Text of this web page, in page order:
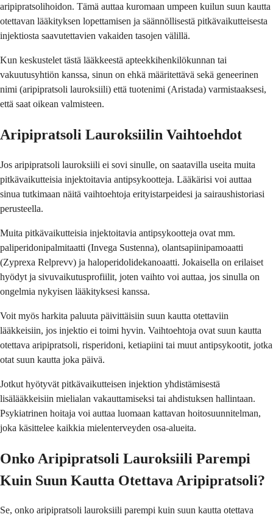
aripipratsolihoidon. Tämä auttaa kuromaan umpeen kuilun suun kautta
otettavan lääkityksen lopettamisen ja säännöllisestä pitkävaikutteisesta
injektiosta saavutettavien vakaiden tasojen välillä.
Kun keskustelet tästä lääkkeestä apteekkihenkilökunnan tai
vakuutusyhtiön kanssa, sinun on ehkä määritettävä sekä geneerinen
nimi (aripipratsoli lauroksiili) että tuotenimi (Aristada) varmistaaksesi,
että saat oikean valmisteen.
Aripipratsoli Lauroksiilin Vaihtoehdot
Jos aripipratsoli lauroksiili ei sovi sinulle, on saatavilla useita muita
pitkävaikutteisia injektoitavia antipsykootteja. Lääkärisi voi auttaa
sinua tutkimaan näitä vaihtoehtoja erityistarpeidesi ja sairaushistoriasi
perusteella.
Muita pitkävaikutteisia injektoitavia antipsykootteja ovat mm.
paliperidonipalmitaatti (Invega Sustenna), olantsapiinipamoaatti
(Zyprexa Relprevv) ja haloperidolidekanoaatti. Jokaisella on erilaiset
hyödyt ja sivuvaikutusprofiilit, joten vaihto voi auttaa, jos sinulla on
ongelmia nykyisen lääkityksesi kanssa.
Voit myös harkita paluuta päivittäisiin suun kautta otettaviin
lääkkeisiin, jos injektio ei toimi hyvin. Vaihtoehtoja ovat suun kautta
otettava aripipratsoli, risperidoni, ketiapiini tai muut antipsykootit, jotka
otat suun kautta joka päivä.
Jotkut hyötyvät pitkävaikutteisen injektion yhdistämisestä
lisälääkkeisiin mielialan vakauttamiseksi tai ahdistuksen hallintaan.
Psykiatrinen hoitaja voi auttaa luomaan kattavan hoitosuunnitelman,
joka käsittelee kaikkia mielenterveyden osa-alueita.
Onko Aripipratsoli Lauroksiili Parempi
Kuin Suun Kautta Otettava Aripipratsoli?
Se, onko aripipratsoli lauroksiili parempi kuin suun kautta otettava